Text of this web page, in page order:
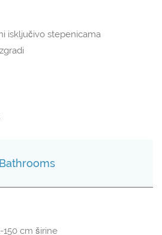
isključivo stepenicama
150 cm širine